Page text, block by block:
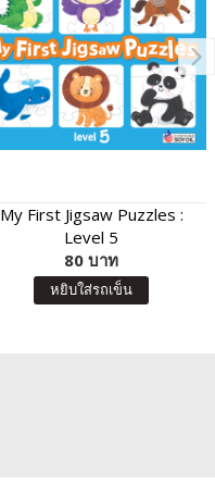
My First Jigsaw Puzzles :
Level 5
80 บาท
หยิบใส่รถเข็น